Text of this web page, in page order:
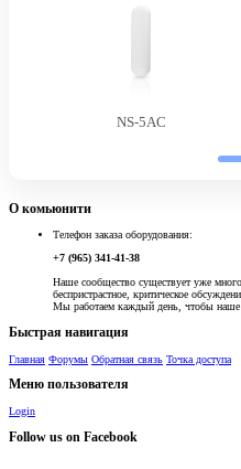
NS-5AC
О комьюнити
Телефон заказа оборудования:
+7 (965) 341-41-38
Наше сообщество существует уже
беспристрастное, критическое
Мы работаем каждый день, чтобы
Быстрая навигация
Главная Форумы Обратная связь Точка доступа
Меню пользователя
Login
Follow us on Facebook